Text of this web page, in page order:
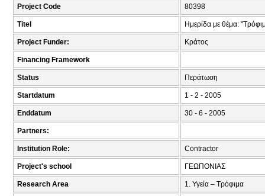
Project Code 80398
Titel Ημερίδα με θέμα:
Project Funder: Κράτος
Financing Framework
Status Περάτωση
Startdatum 1 - 2 - 2005
Enddatum 30 - 6 - 2005
Partners:
Institution Role: Contractor
Project's school ΓΕΩΠΟΝΙΑΣ
Research Area 1. Υγεία – Τρόφιμα